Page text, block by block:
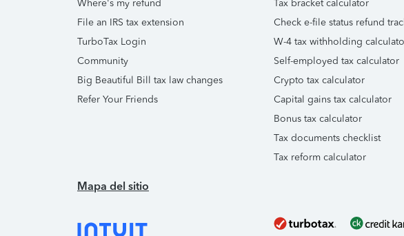
Where's my refund
File an IRS tax extension
TurboTax Login
Community
Big Beautiful Bill tax law changes
Refer Your Friends
Tax bracket calculator
Check e-file status refund
W-4 tax withholding
Self-employed tax calculator
Crypto tax calculator
Capital gains tax calculator
Bonus tax calculator
Tax documents checklist
Tax reform calculator
Mapa del sitio